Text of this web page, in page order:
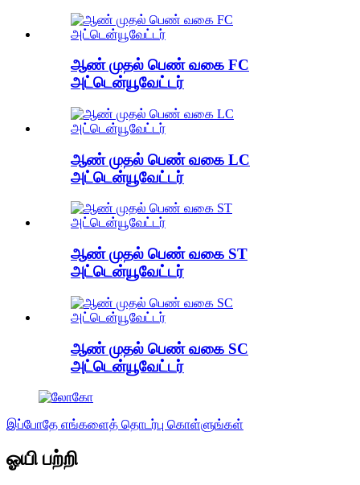
ஆண் முதல் பெண் வகை FC
அட்டென்யூவேட்டர்
ஆண் முதல் பெண் வகை LC
அட்டென்யூவேட்டர்
ஆண் முதல் பெண் வகை ST
அட்டென்யூவேட்டர்
ஆண் முதல் பெண் வகை SC
அட்டென்யூவேட்டர்
இப்போதே எங்களைத் தொடர்பு கொள்ளுங்கள்
ஓயி பற்றி